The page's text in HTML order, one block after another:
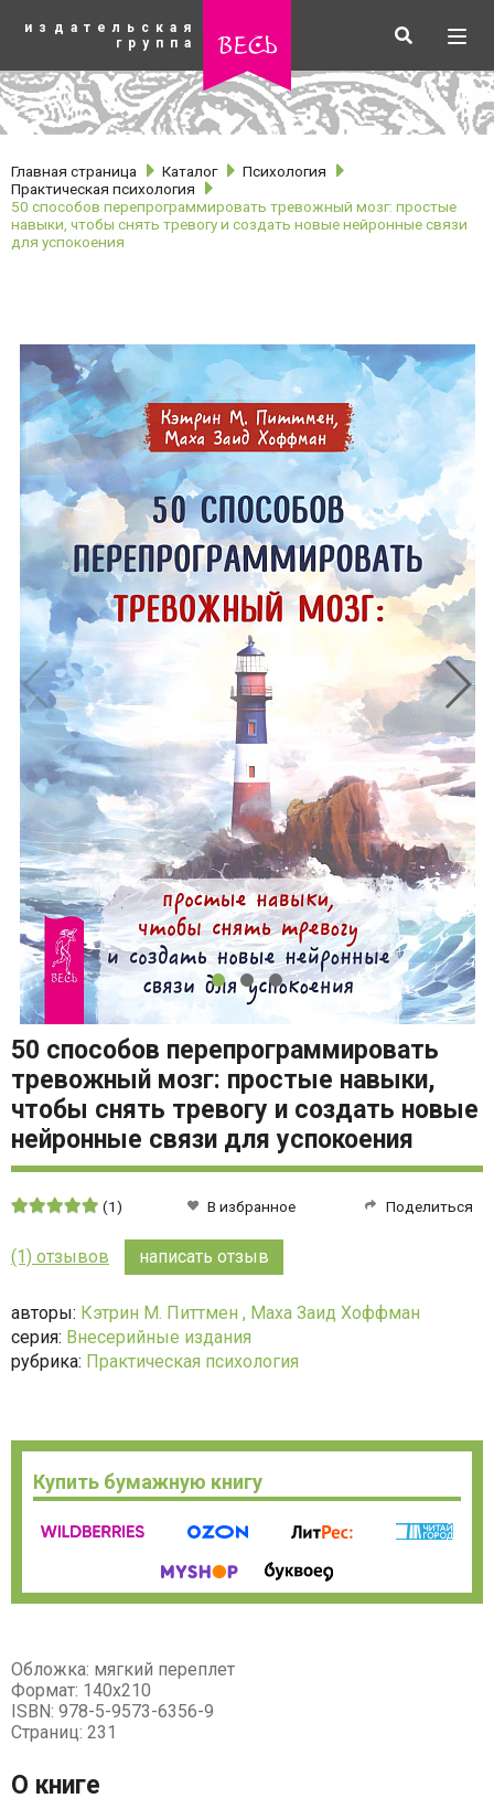
основному
издательская
группа
весь Искать
рубрики
Главная страница Каталог
Психология
Практическая психология
50 способов перепрограммировать тревожный мозг: простые
навыки, чтобы снять тревогу и создать новые нейронные связи
для успокоения
50 способов перепрограммировать
тревожный мозг: простые навыки,
чтобы снять тревогу и создать новые
нейронные связи для успокоения
Средняя
из
(1) В избранное Поделиться
(1) отзывов написать отзыв
авторы: Кэтрин М. Питтмен , Маха Заид Хоффман
серия: Внесерийные издания
рубрика: Практическая психология
Купить бумажную книгу
Обложка: мягкий переплет
Формат: 140х210
ISBN: 978-5-9573-6356-9
Страниц: 231
О книге